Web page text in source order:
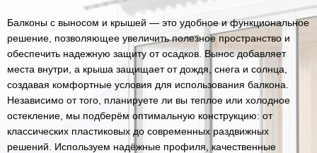
Балконы с выносом и крышей — это удобное и функциональное
решение, позволяющее увеличить полезное пространство и
обеспечить надежную защиту от осадков. Вынос добавляет
места внутри, а крыша защищает от дождя, снега и солнца,
создавая комфортные условия для использования балкона.
Независимо от того, планируете ли вы теплое или холодное
остекление, мы подберём оптимальную конструкцию: от
классических пластиковых до современных раздвижных
решений. Используем надёжные профиля, качественные